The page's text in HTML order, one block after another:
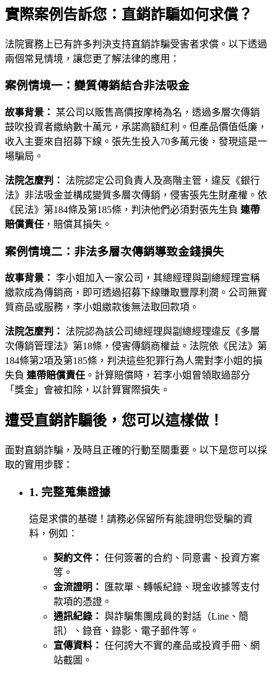
實際案例告訴您：直銷詐騙如何求償？
法院實務上已有許多判決支持直銷詐騙受害者求償。以下透過
兩個常見情境，讓您更了解法律的應用：
案例情境一：變質傳銷結合非法吸金
故事背景：
某公司以販售高價按摩椅為名，透過多層次傳銷
鼓吹投資者繳納數十萬元，承諾高額紅利。但產品價值低廉，
收入主要來自招募下線。張先生投入70多萬元後，發現這是一
場騙局。
法院怎麼判： 法院認定公司負責人及高階主管，違反《銀行
法》非法吸金並構成變質多層次傳銷，侵害張先生財產權。依
《民法》第184條及第185條，判決他們必須對張先生負 連帶
賠償責任 ，賠償其損失。
案例情境二：非法多層次傳銷導致金錢損失
故事背景： 李小姐加入一家公司，其總經理與副總經理宣稱
繳款成為傳銷商，即可透過招募下線賺取豐厚利潤。公司無實
質商品或服務，李小姐繳款後無法取回款項。
法院怎麼判： 法院認為該公司總經理與副總經理違反《多層
次傳銷管理法》第18條，侵害傳銷商權益。法院依《民法》第
184條第2項及第185條，判決這些犯罪行為人需對李小姐的損
失負 連帶賠償責任 。計算賠償時，若李小姐曾領取過部分
「獎金」會被扣除，以計算實際損失。
遭受直銷詐騙後，您可以這樣做！
面對直銷詐騙，及時且正確的行動至關重要。以下是您可以採
取的實用步驟：
1. 完整蒐集證據
這是求償的基礎！請務必保留所有能證明您受騙的資
料，例如：
契約文件： 任何簽署的合約、同意書、投資方案
等。
金流證明：
匯款單、轉帳紀錄、現金收據等支付
款項的憑證。
通訊紀錄： 與詐騙集團成員的對話（Line、簡
訊）、錄音、錄影、電子郵件等。
宣傳資料： 任何誇大不實的產品或投資手冊、網
站截圖。